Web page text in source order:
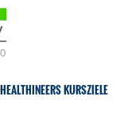
KURSZIELE